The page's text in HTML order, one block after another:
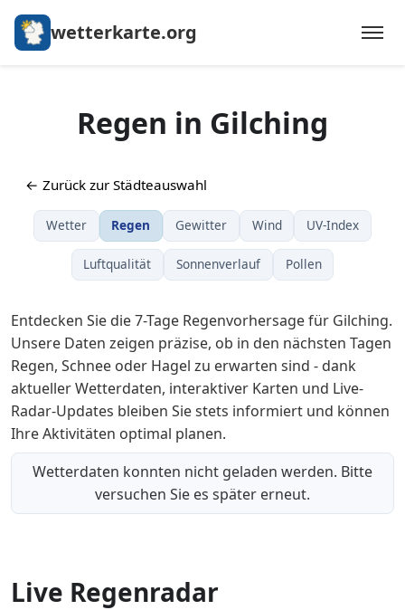
wetterkarte.org
Regen in Gilching
← Zurück zur Städteauswahl
Wetter Regen Gewitter Wind UV-Index
Luftqualität Sonnenverlauf Pollen
Entdecken Sie die 7-Tage Regenvorhersage für Gilching.
Unsere Daten zeigen präzise, ob in den nächsten Tagen
Regen, Schnee oder Hagel zu erwarten sind - dank
aktueller Wetterdaten, interaktiver Karten und Live-
Radar-Updates bleiben Sie stets informiert und können
Ihre Aktivitäten optimal planen.
Wetterdaten konnten nicht geladen werden. Bitte
versuchen Sie es später erneut.
Live Regenradar